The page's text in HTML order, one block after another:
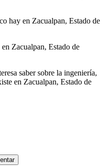
hay en Zacualpan, Estado de
Zacualpan, Estado de
saber sobre la ingeniería,
en Zacualpan, Estado de